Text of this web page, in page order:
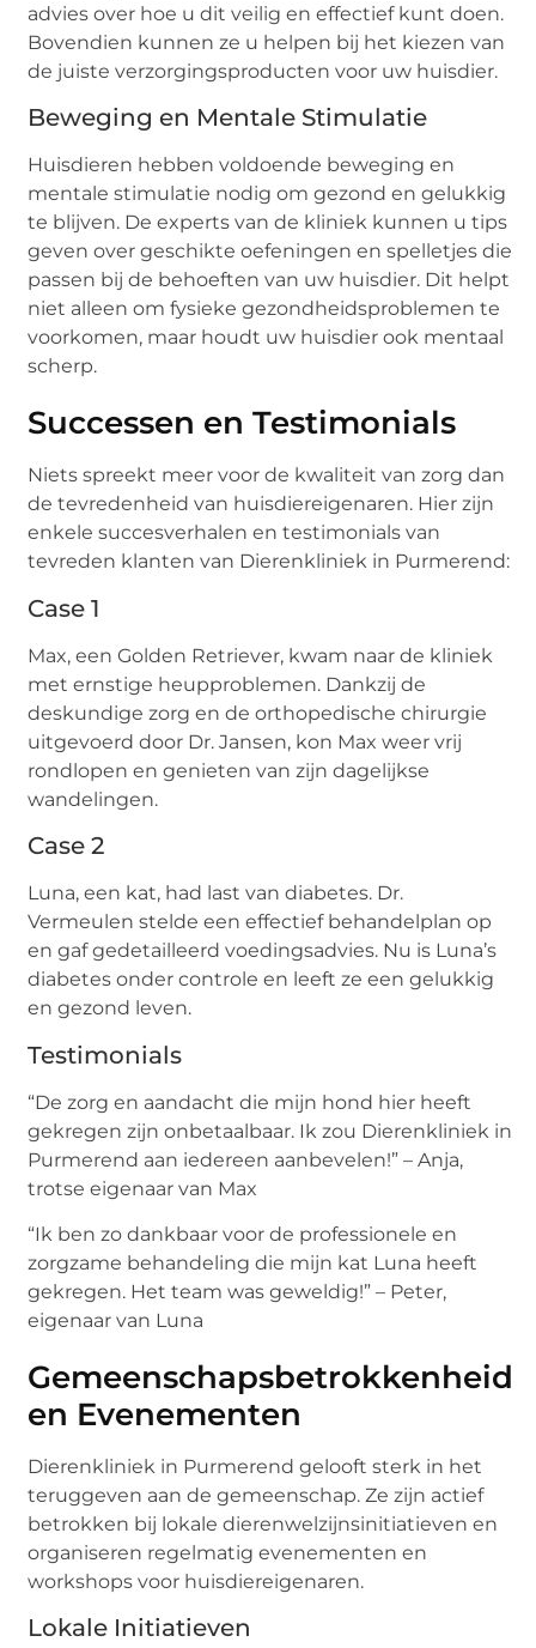
advies over hoe u dit veilig en effectief kunt doen.
Bovendien kunnen ze u helpen bij het kiezen van
de juiste verzorgingsproducten voor uw huisdier.
Beweging en Mentale Stimulatie
Huisdieren hebben voldoende beweging en
mentale stimulatie nodig om gezond en gelukkig
te blijven. De experts van de kliniek kunnen u tips
geven over geschikte oefeningen en spelletjes die
passen bij de behoeften van uw huisdier. Dit helpt
niet alleen om fysieke gezondheidsproblemen te
voorkomen, maar houdt uw huisdier ook mentaal
scherp.
Successen en Testimonials
Niets spreekt meer voor de kwaliteit van zorg dan
de tevredenheid van huisdiereigenaren. Hier zijn
enkele succesverhalen en testimonials van
tevreden klanten van Dierenkliniek in Purmerend:
Case 1
Max, een Golden Retriever, kwam naar de kliniek
met ernstige heupproblemen. Dankzij de
deskundige zorg en de orthopedische chirurgie
uitgevoerd door Dr. Jansen, kon Max weer vrij
rondlopen en genieten van zijn dagelijkse
wandelingen.
Case 2
Luna, een kat, had last van diabetes. Dr.
Vermeulen stelde een effectief behandelplan op
en gaf gedetailleerd voedingsadvies. Nu is Luna’s
diabetes onder controle en leeft ze een gelukkig
en gezond leven.
Testimonials
“De zorg en aandacht die mijn hond hier heeft
gekregen zijn onbetaalbaar. Ik zou Dierenkliniek in
Purmerend aan iedereen aanbevelen!” – Anja,
trotse eigenaar van Max
“Ik ben zo dankbaar voor de professionele en
zorgzame behandeling die mijn kat Luna heeft
gekregen. Het team was geweldig!” – Peter,
eigenaar van Luna
Gemeenschapsbetrokkenheid
en Evenementen
Dierenkliniek in Purmerend gelooft sterk in het
teruggeven aan de gemeenschap. Ze zijn actief
betrokken bij lokale dierenwelzijnsinitiatieven en
organiseren regelmatig evenementen en
workshops voor huisdiereigenaren.
Lokale Initiatieven